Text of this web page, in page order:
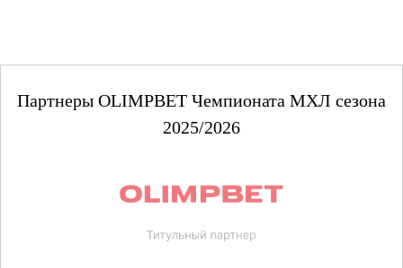
Партнеры OLIMPBET Чемпионата МХЛ сезона
2025/2026